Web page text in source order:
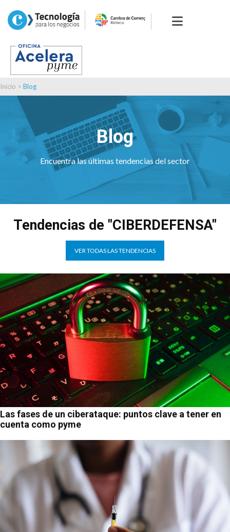
Inicio > Blog
Blog
Encuentra las últimas tendencias del sector
Tendencias de "CIBERDEFENSA"
VER TODAS LAS TENDENCIAS
Las fases de un ciberataque: puntos clave a tener en
cuenta como pyme